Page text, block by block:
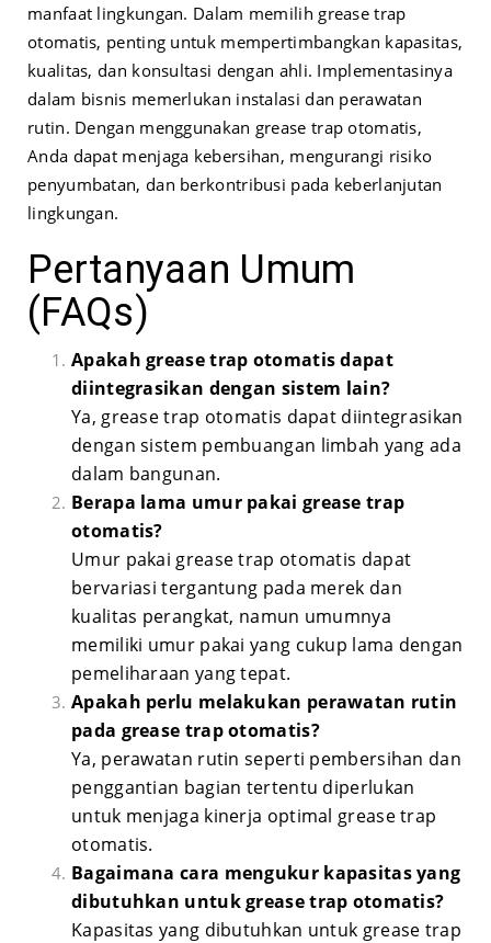
manfaat lingkungan. Dalam memilih grease trap
otomatis, penting untuk mempertimbangkan kapasitas,
kualitas, dan konsultasi dengan ahli. Implementasinya
dalam bisnis memerlukan instalasi dan perawatan
rutin. Dengan menggunakan grease trap otomatis,
Anda dapat menjaga kebersihan, mengurangi risiko
penyumbatan, dan berkontribusi pada keberlanjutan
lingkungan.
Pertanyaan Umum
(FAQs)
Apakah grease trap otomatis dapat
diintegrasikan dengan sistem lain?
Ya, grease trap otomatis dapat diintegrasikan
dengan sistem pembuangan limbah yang ada
dalam bangunan.
Berapa lama umur pakai grease trap
otomatis?
Umur pakai grease trap otomatis dapat
bervariasi tergantung pada merek dan
kualitas perangkat, namun umumnya
memiliki umur pakai yang cukup lama dengan
pemeliharaan yang tepat.
Apakah perlu melakukan perawatan rutin
pada grease trap otomatis?
Ya, perawatan rutin seperti pembersihan dan
penggantian bagian tertentu diperlukan
untuk menjaga kinerja optimal grease trap
otomatis.
Bagaimana cara mengukur kapasitas yang
dibutuhkan untuk grease trap otomatis?
Kapasitas yang dibutuhkan untuk grease trap